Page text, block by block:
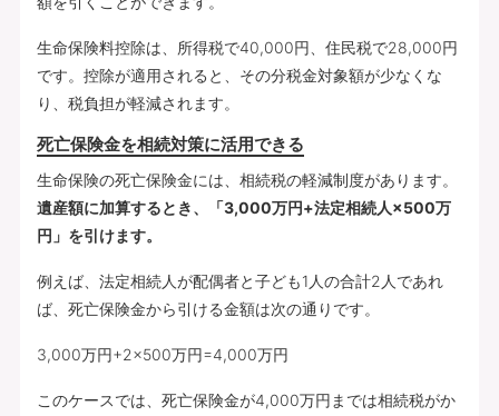
生命保険料控除は、所得税で40,000円、住民税で28,000円
です。控除が適用されると、その分税金対象額が少なくな
り、税負担が軽減されます。
死亡保険金を相続対策に活用できる
生命保険の死亡保険金には、相続税の軽減制度があります。
遺産額に加算するとき、「3,000万円+法定相続人×500万
円」を引けます。
例えば、法定相続人が配偶者と子ども1人の合計2人であれ
ば、死亡保険金から引ける金額は次の通りです。
3,000万円+2×500万円=4,000万円
このケースでは、死亡保険金が4,000万円までは相続税がか